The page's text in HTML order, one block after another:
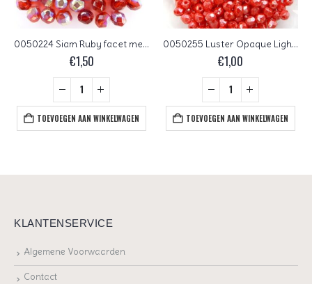
0050224 Siam Ruby facet met AB 8 mm Czech Glass Facet Firepolish 8 mm 15 stuks
€1,50
TOEVOEGEN AAN WINKELWAGEN
0050255 Luster Opaque Light Red Czech Glass Facet Firepolish 3mm 60 stuks
€1,00
TOEVOEGEN AAN WINKELWAGEN
KLANTENSERVICE
Algemene Voorwaarden
Contact